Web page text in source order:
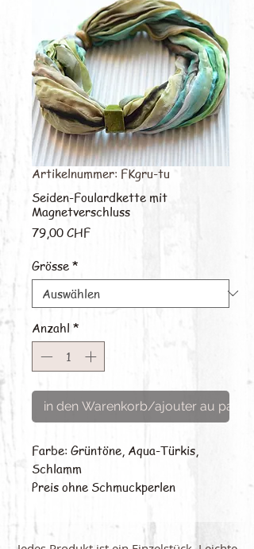
Artikelnummer: FKgru-tu
Seiden-Foulardkette mit
Magnetverschluss
79,00 CHFPreis
Grösse *
Anzahl *
in den Warenkorb/ajouter au panier
Farbe: Grüntöne, Aqua-Türkis,
Schlamm
Preis ohne Schmuckperlen